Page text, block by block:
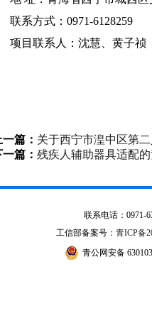
联系方式：0971-6128259
项目联系人：沈慧、黄子祯
一篇： 关于西宁市湟中区第
篇： 残疾人辅助器具适配
联系电话：0971-
工信部备案号： 青ICP备
青公网安备